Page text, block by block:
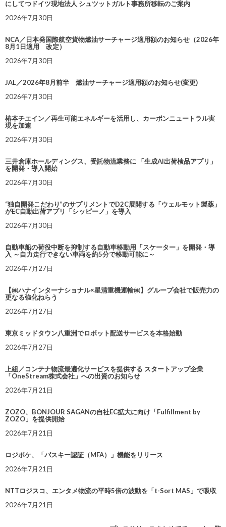
にしてつドイツ現地法人 シュツットガルト事務所移転のご案内
2026年7月30日
NCA／日本発国際航空貨物燃油サーチャージ適用額のお知らせ（2026年
8月1日適用 改定）
2026年7月30日
JAL／2026年8月前半 燃油サーチャージ適用額のお知らせ(変更)
2026年7月30日
椿本チエイン／再生可能エネルギーを活用し、カーボンニュートラル実
現を加速
2026年7月30日
三井倉庫ホールディングス、受託物流業務に 「生成AI出荷検品アプリ」
を開発・導入開始
2026年7月30日
“独自開発こだわり”のサプリメントでD2C展開する「ウェルモット製薬」
がEC自動出荷アプリ「シッピーノ」を導入
2026年7月30日
自動車船の荷役中断を抑制する自動車移動用「スケーター」を開発・導
入 ～自力走行できない車両を約5分で移動可能に～
2026年7月27日
【㈱ハナインターナショナル×星清重機運輸㈱】グループ会社で販売力の
更なる強化ねらう
2026年7月27日
東京ミッドタウン八重洲でロボット配送サービスを本格始動
2026年7月27日
上組／コンテナ物流最適化サービスを提供する スタートアップ企業
「OneStream株式会社」への出資のお知らせ
2026年7月21日
ZOZO、BONJOUR SAGANの自社EC拡大に向け「Fulfillment by
ZOZO」を提供開始
2026年7月21日
ロジポケ、「パスキー認証（MFA）」機能をリリース
2026年7月21日
NTTロジスコ、エンタメ物流の平時5倍の波動を「t-Sort MAS」で吸収
2026年7月21日